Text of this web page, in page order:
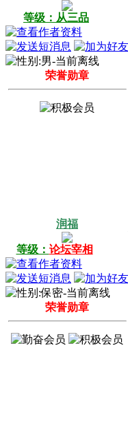
等级：从三品
荣誉勋章
润福
等级： 论坛宰相
荣誉勋章